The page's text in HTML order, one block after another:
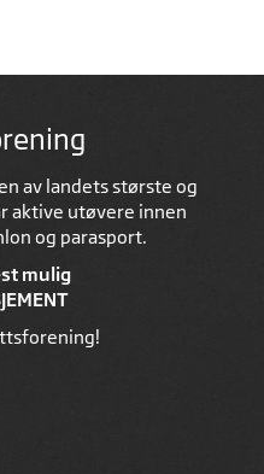
av landets største og
aktive utøvere innen
og parasport.
mulig